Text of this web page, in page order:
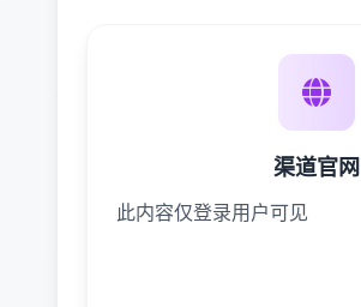
渠道官网
此内容仅登录用户可见